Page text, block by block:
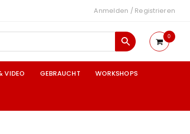
Anmelden / Registrieren
0
VIDEO GEBRAUCHT WORKSHOPS